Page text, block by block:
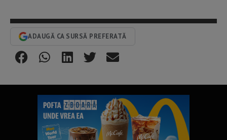
ADAUGĂ CA SURSĂ PREFERATĂ